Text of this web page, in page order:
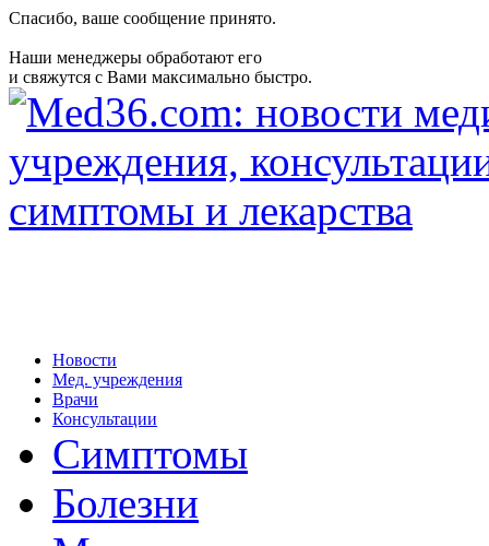
Спасибо, ваше сообщение принято.
Наши менеджеры обработают его
и свяжутся с Вами максимально быстро.
Новости
Мед. учреждения
Врачи
Консультации
Симптомы
Болезни